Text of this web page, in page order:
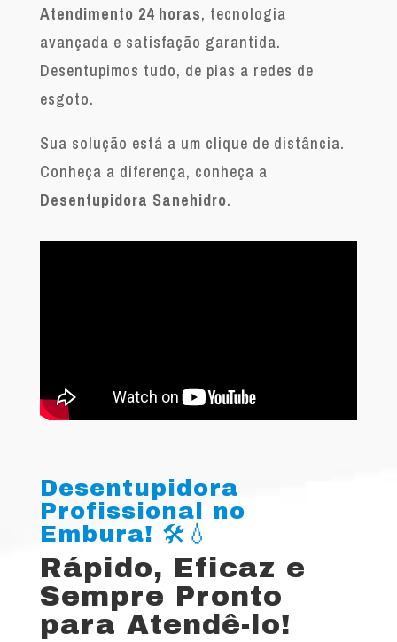
Atendimento 24 horas, tecnologia
avançada e satisfação garantida.
Desentupimos tudo, de pias a redes de
esgoto.
Sua solução está a um clique de distância.
Conheça a diferença, conheça a
Desentupidora Sanehidro.
Desentupidora
Profissional no
Embura! 🛠️💧
Rápido, Eficaz e
Sempre Pronto
para Atendê-lo!